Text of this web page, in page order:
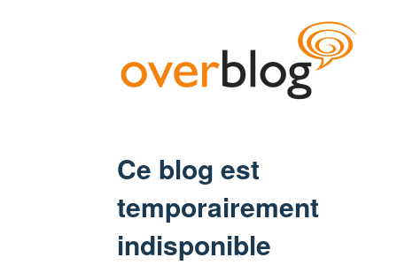
Ce blog est
temporairement
indisponible